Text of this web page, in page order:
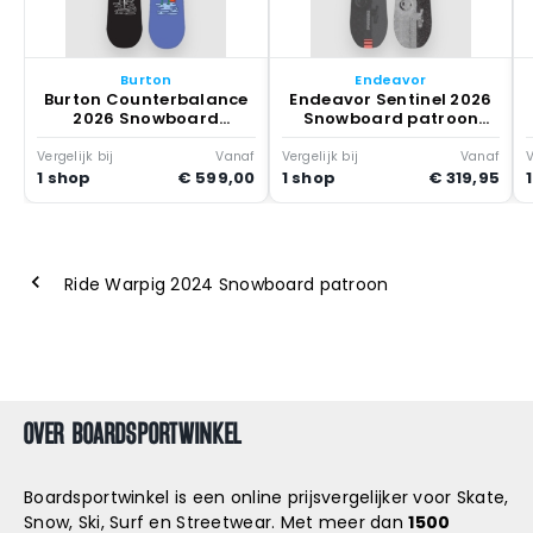
Burton
Burton Counterbalance
2026 Snowboard
patroon Hallucinate
Vergelijk bij
1 shop
Vanaf
€ 599,00
Endeavor
Endeavor Sentinel 2026
Snowboard patroon
Multicolor
Vergelijk bij
1 shop
Vanaf
€ 319,95
Ride Warpig 2024 Snowboard patroon
OVER BOARDSPORTWINKEL
Boardsportwinkel is een online prijsvergelijker voor Skate,
Snow, Ski, Surf en Streetwear. Met meer dan1500